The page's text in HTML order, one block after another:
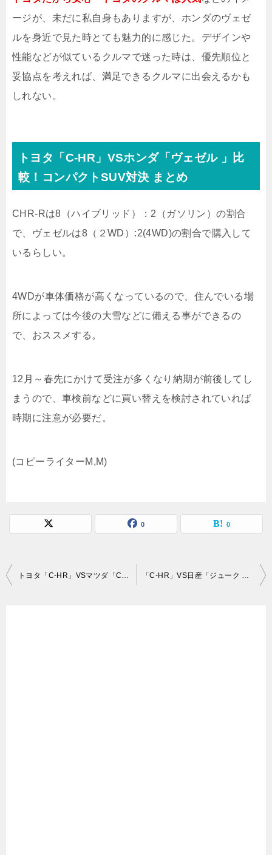
ージが、未だに私自身もありますが、ホンダのヴェゼ
ルを身近で見た時とても魅力的に感じた。デザインや
性能などが似ているクルマで迷った時は、優先順位と
妥協点を考えれば、満足できるクルマに出会えるかも
しれない。
トヨタ「C-HR」VSホンダ「ヴェゼル 」比
較！コンパクトSUV対決 まとめ
CHR-Rは8（ハイブリッド）：2（ガソリン）の割合
で、ヴェゼルは8（２WD）:2(4WD)の割合で購入して
いるらしい。
4WDが車体価格が高くなっているので、住んでいる場
所によっては今後の大雪などに備える事ができるの
で、おススメする。
12月～春先にかけて受注が多くなり納期が前後してし
まうので、車検前などに買い替えを検討されていれば
時期に注意が必要だ。
(コピーライターM,M)
0 0
投
トヨタ「C-HR」VSマツダ「CX-3 」比較！コンパクトSUV対決 「C-HR」VS日産「ジューク 」比較！どっちがいいの？